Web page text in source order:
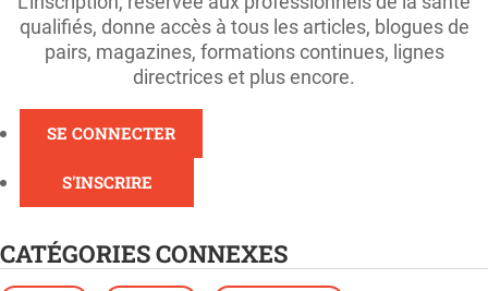
qualifiés, donne accès à tous les articles, blogues de
pairs, magazines, formations continues, lignes
directrices et plus encore.
SE CONNECTER
S'INSCRIRE
CATÉGORIES CONNEXES